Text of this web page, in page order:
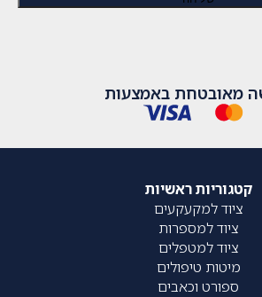
מאובטחת באמצעות
קטגוריות ראשיות
ציוד למקעקעים
ציוד למספרות
ציוד למטפלים
מיטות טיפולים
ספורט וכאבים